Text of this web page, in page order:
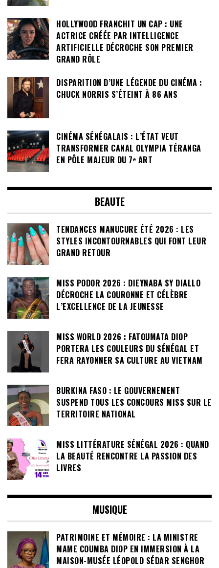
HOLLYWOOD FRANCHIT UN CAP : UNE
ACTRICE CRÉÉE PAR INTELLIGENCE
ARTIFICIELLE DÉCROCHE SON PREMIER
GRAND RÔLE
DISPARITION D’UNE LÉGENDE DU CINÉMA :
CHUCK NORRIS S’ÉTEINT À 86 ANS
CINÉMA SÉNÉGALAIS : L’ÉTAT VEUT
TRANSFORMER CANAL OLYMPIA TÉRANGA
EN PÔLE MAJEUR DU 7ᵉ ART
BEAUTE
TENDANCES MANUCURE ÉTÉ 2026 : LES
STYLES INCONTOURNABLES QUI FONT LEUR
GRAND RETOUR
MISS PODOR 2026 : DIEYNABA SY DIALLO
DÉCROCHE LA COURONNE ET CÉLÈBRE
L’EXCELLENCE DE LA JEUNESSE
MISS WORLD 2026 : FATOUMATA DIOP
PORTERA LES COULEURS DU SÉNÉGAL ET
FERA RAYONNER SA CULTURE AU VIETNAM
BURKINA FASO : LE GOUVERNEMENT
SUSPEND TOUS LES CONCOURS MISS SUR LE
TERRITOIRE NATIONAL
MISS LITTÉRATURE SÉNÉGAL 2026 : QUAND
LA BEAUTÉ RENCONTRE LA PASSION DES
LIVRES
MUSIQUE
PATRIMOINE ET MÉMOIRE : LA MINISTRE
MAME COUMBA DIOP EN IMMERSION À LA
MAISON-MUSÉE LÉOPOLD SÉDAR SENGHOR